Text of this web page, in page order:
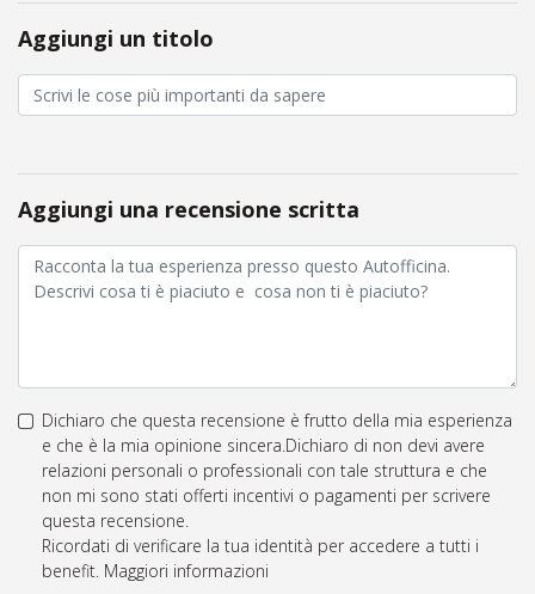
Aggiungi un titolo
Aggiungi una recensione scritta
Dichiaro che questa recensione è frutto della mia esperienza
e che è la mia opinione sincera.Dichiaro di non devi avere
relazioni personali o professionali con tale struttura e che
non mi sono stati offerti incentivi o pagamenti per scrivere
questa recensione.
Ricordati di verificare la tua identità per accedere a tutti i
benefit. Maggiori informazioni